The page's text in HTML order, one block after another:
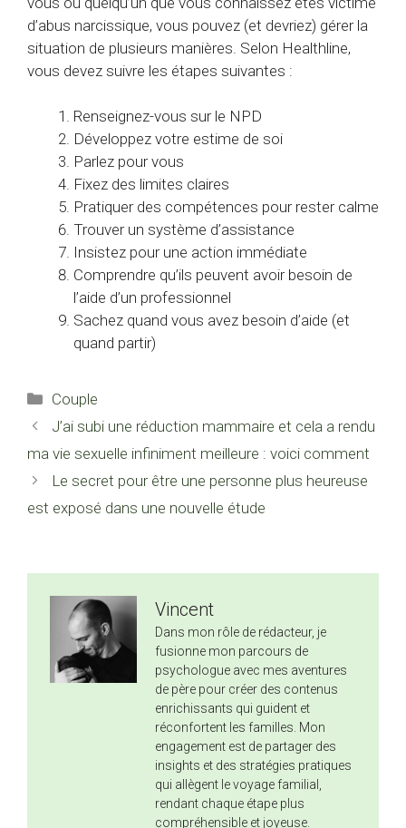
d’abus narcissique, vous pouvez (et devriez) gérer la
situation de plusieurs manières. Selon Healthline,
vous devez suivre les étapes suivantes :
Renseignez-vous sur le NPD
Développez votre estime de soi
Parlez pour vous
Fixez des limites claires
Pratiquer des compétences pour rester calme
Trouver un système d’assistance
Insistez pour une action immédiate
Comprendre qu’ils peuvent avoir besoin de
l’aide d’un professionnel
Sachez quand vous avez besoin d’aide (et
quand partir)
Catégories
Couple
J’ai subi une réduction mammaire et cela a rendu
ma vie sexuelle infiniment meilleure : voici comment
Le secret pour être une personne plus heureuse
est exposé dans une nouvelle étude
Vincent
Dans mon rôle de rédacteur, je
fusionne mon parcours de
psychologue avec mes aventures
de père pour créer des contenus
enrichissants qui guident et
réconfortent les familles. Mon
engagement est de partager des
insights et des stratégies pratiques
qui allègent le voyage familial,
rendant chaque étape plus
compréhensible et joyeuse.